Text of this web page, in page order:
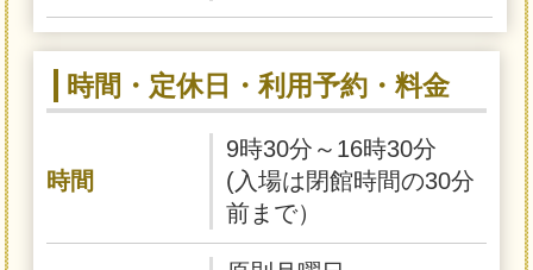
時間・定休日・利用予約・料金
時間
9時30分～16時30分
(入場は閉館時間の30分
前まで）